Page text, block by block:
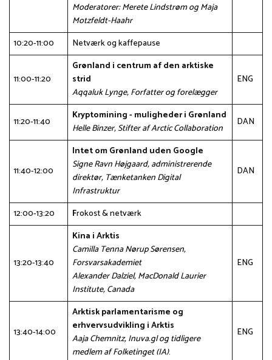
Moderatorer: Merete Lindstrøm og Maja
Motzfeldt-Haahr
10:20-11:00 Netværk og kaffepause
11:00-11:20
Grønland i centrum af den arktiske
strid
Aqqaluk Lynge, Forfatter og forelægger
ENG
11:20-11:40
Kryptomining - muligheder i Grønland
Helle Binzer, Stifter af Arctic Collaboration
DAN
11:40-12:00
Intet om Grønland uden Google
Signe Ravn Højgaard, administrerende
direktør, Tænketanken Digital
Infrastruktur
DAN
12:00-13:20 Frokost & netværk
13:20-13:40
Kina i Arktis
Camilla Tenna Nørup Sørensen,
Forsvarsakademiet
Alexander Dalziel, MacDonald Laurier
Institute, Canada
ENG
13:40-14:00
Arktisk parlamentarisme og
erhvervsudvikling i Arktis
Aaja Chemnitz, Inuva.gl og tidligere
medlem af Folketinget (IA).
ENG